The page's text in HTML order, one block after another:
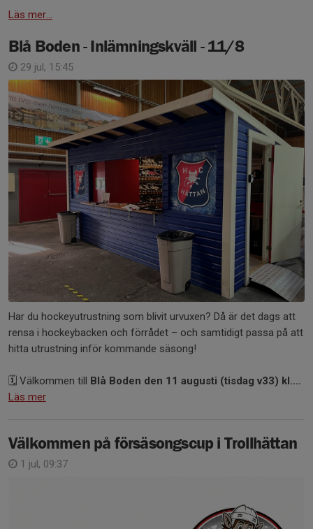
Läs mer...
Blå Boden - Inlämningskväll - 11/8
29 jul, 15:45
Har du hockeyutrustning som blivit urvuxen? Då är det dags att
rensa i hockeybacken och förrådet – och samtidigt passa på att
hitta utrustning inför kommande säsong!
🗓️ Välkommen till Blå Boden den 11 augusti (tisdag v33) kl....
Läs mer
Välkommen på försäsongscup i Trollhättan
1 jul, 09:37